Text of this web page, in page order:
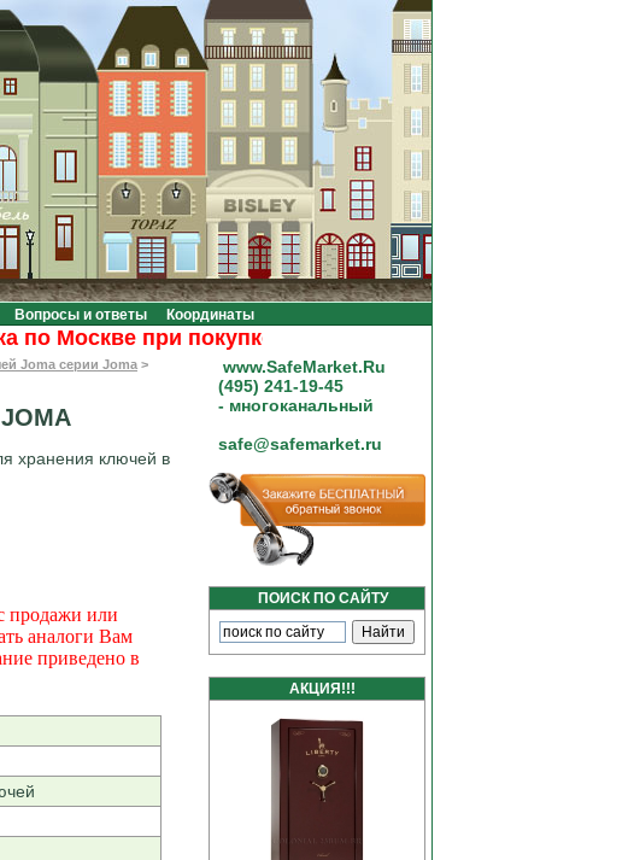
Вопросы и ответы Координаты
Москве при покупке на сумму от 20000 рублей.
Joma серии Joma >
хранения ключей в
продажи или
аналоги Вам
приведено в
www.SafeMarket.Ru
(495) 241-19-45
- многоканальный
safe@safemarket.ru
ПОИСК ПО САЙТУ
АКЦИЯ!!!